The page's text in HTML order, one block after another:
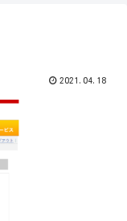
2021.04.18